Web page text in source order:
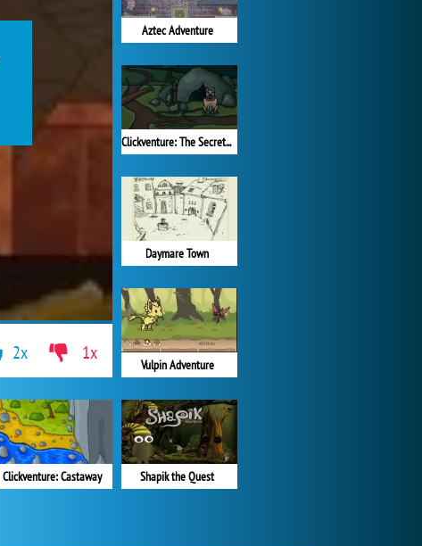
Aztec Adventure
Clickventure: The Secret Beneath
Daymare Town
Vulpin Adventure
Shapik the Quest
Clickventure: Castaway
2x 1x